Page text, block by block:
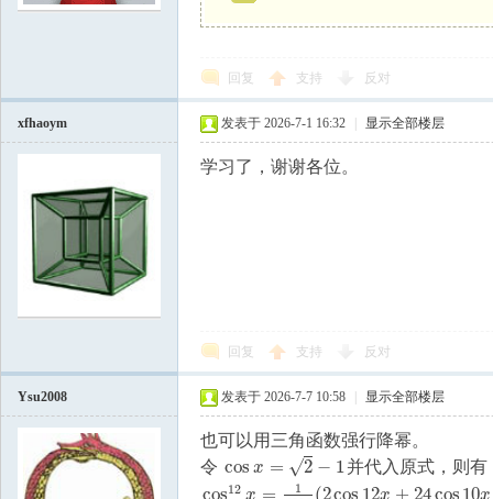
回复 支持 反对
xfhaoym 发表于 2026-7-1 16:32 显示全部楼层
学习了，谢谢各位。
回复 支持 反对
Ysu2008 发表于 2026-7-7 10:58 显示全部楼层
也可以用三角函数强行降幂。
令 cos x = 2
√ − 1
cosx= 2− 1 并代入原式，则有
12
1